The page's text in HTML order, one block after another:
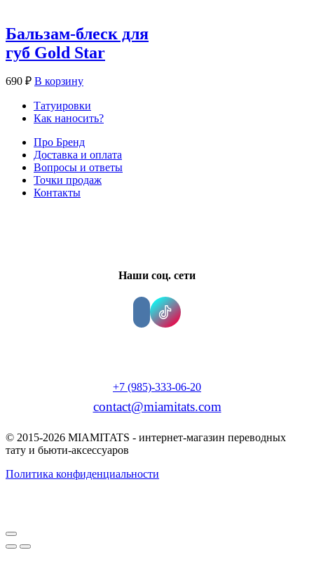
Бальзам-блеск для
губ Gold Star
690 ₽ В корзину
Татуировки
Как наносить?
Про Бренд
Доставка и оплата
Вопросы и ответы
Точки продаж
Контакты
Наши соц. сети
+7 (985)-333-06-20
contact@miamitats.com
© 2015-2026 MIAMITATS - интернет-магазин переводных
тату и бьюти-аксессуаров
Политика конфиденциальности